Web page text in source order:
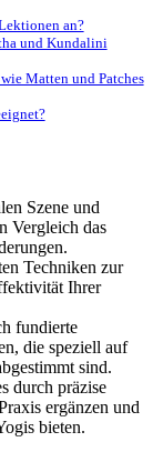
an?
und Kundalini
Matten und Patches
Szene und
Vergleich das
Techniken zur
Ihrer
fundierte
die speziell auf
sind.
durch präzise
ergänzen und
bieten.